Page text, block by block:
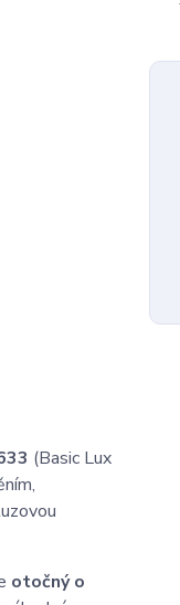
(Basic Lux
otočný o